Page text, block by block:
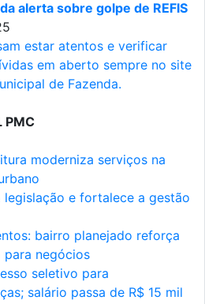
alerta sobre golpe de REFIS
estar atentos e verificar
em aberto sempre no site
de Fazenda.
PMC
moderniza serviços na
legislação e fortalece a gestão
bairro planejado reforça
negócios
seletivo para
salário passa de R$ 15 mil